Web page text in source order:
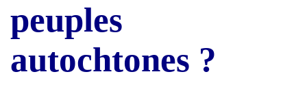
peuples
autochtones ?